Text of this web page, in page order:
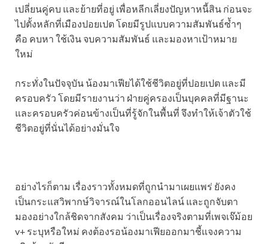
เปลี่ยนคู่คบ และย้ายที่อยู่ เพื่อหลีกเลี่ยงปัญหาหนี้สิน ก่อนจะ
ไปตั้งหลักที่เมืองปอยเปต โดยมีรูปแบบความสัมพันธ์ซ้ำๆ
คือ คบหา ใช้เงิน จบความสัมพันธ์ และมองหาเป้าหมาย
ใหม่
กระทั่งในปัจจุบัน น้องมาเฟียได้ใช้ชีวิตอยู่ที่ปอยเปต และมี
ครอบครัว โดยมีรายงานว่า ฝ่ายคู่ครองเป็นบุคคลที่มีฐานะ
และครอบครัวค่อนข้างเป็นที่รู้จักในพื้นที่ จึงทำให้เจ้าตัวใช้
ชีวิตอยู่ที่นั่นได้อย่างมั่นใจ
อย่างไรก็ตาม เรื่องราวทั้งหมดที่ถูกนำมาเผยแพร่ ยังคง
เป็นกระแสวิพากษ์วิจารณ์ในโลกออนไลน์ และถูกจับตา
มองอย่างใกล้ชิดจากสังคม ว่าเป็นเรื่องจริงตามที่เพจเจ๊ม้อย
v+ ระบุหรือใหม่ คงต้องรอน้องมาเฟียออกมาชี้แจงความ